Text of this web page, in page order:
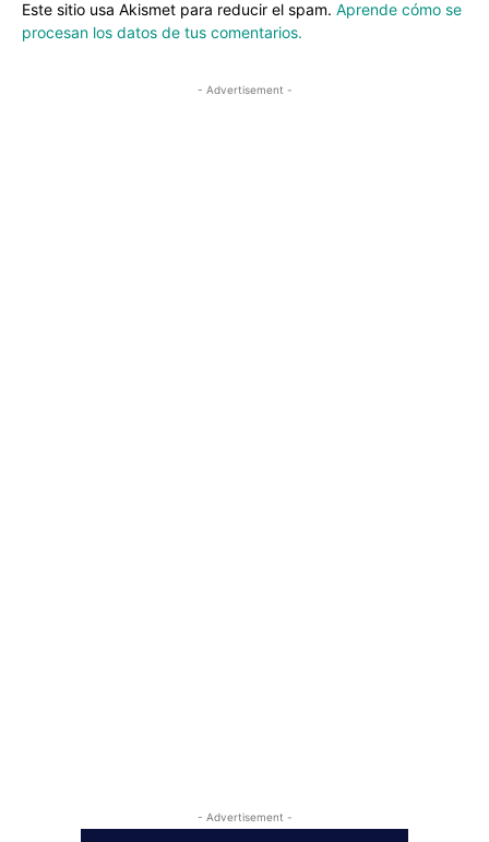
Este sitio usa Akismet para reducir el spam. Aprende cómo se
procesan los datos de tus comentarios.
- Advertisement -
- Advertisement -